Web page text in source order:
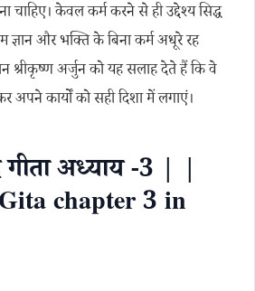
केवल कर्म करने से ही उद्देश्य सिद्ध
ज्ञान और भक्ति के बिना कर्म अधूरे रह
श्रीकृष्ण अर्जुन को यह सलाह देते हैं कि वे
अपने कार्यों को सही दिशा में लगाएं।
गीता अध्याय -3 | |
chapter 3 in